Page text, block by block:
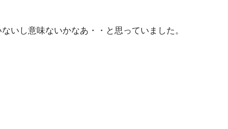
いし意味ないかなあ・・と思っていました。